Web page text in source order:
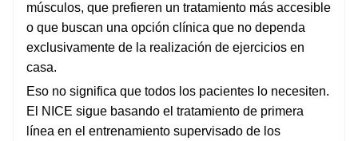
músculos, que prefieren un tratamiento más accesible
o que buscan una opción clínica que no dependa
exclusivamente de la realización de ejercicios en
casa.
Eso no significa que todos los pacientes lo necesiten.
El NICE sigue basando el tratamiento de primera
línea en el entrenamiento supervisado de los